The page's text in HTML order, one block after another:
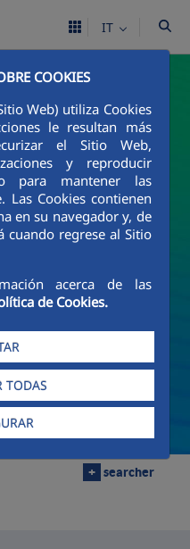
COOKIES
Web) utiliza Cookies
le resultan más
el Sitio Web,
y reproducir
para mantener las
Las Cookies contienen
en su navegador y, de
cuando regrese al Sitio
acerca de las
de Cookies.
TODAS
IT
+ searcher